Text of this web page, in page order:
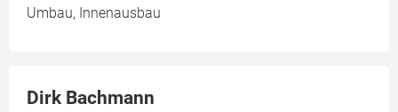
Umbau, Innenausbau
Dirk Bachmann